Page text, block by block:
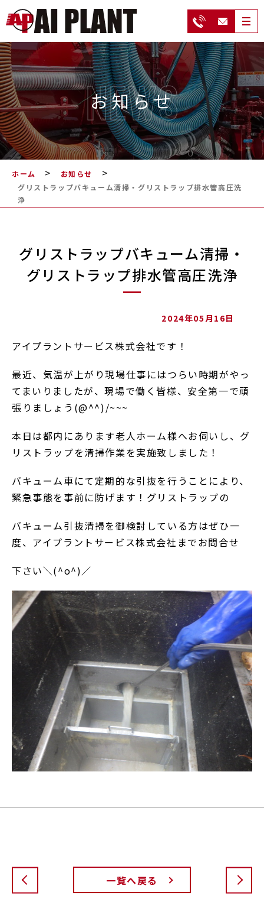
お知らせ
NEWS
ホーム > お知らせ >
グリストラップバキューム清掃・グリストラップ排水管高圧洗
浄
グリストラップバキューム清掃・
グリストラップ排水管高圧洗浄
2024年05月16日
アイプラントサービス株式会社です！
最近、気温が上がり現場仕事にはつらい時期がやっ
てまいりましたが、現場で働く皆様、安全第一で頑
張りましょう(@^^)/~~~
本日は都内にあります老人ホーム様へお伺いし、グ
リストラップを清掃作業を実施致しました！
バキューム車にて定期的な引抜を行うことにより、
緊急事態を事前に防げます！グリストラップの
バキューム引抜清掃を御検討している方はぜひ一
度、アイプラントサービス株式会社までお問合せ
下さい＼(^o^)／
一覧へ戻る